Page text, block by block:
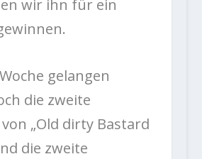
wir ihn für ein
gelangen
die zweite
„Old dirty Bastard
die zweite